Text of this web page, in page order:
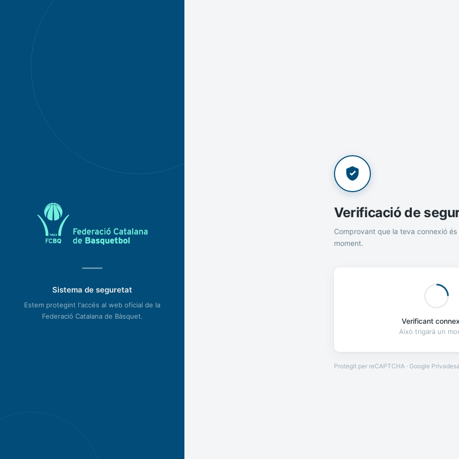
Sistema de seguretat
Estem protegint l'accés al web oficial de la
Federació Catalana de Bàsquet.
Verificació de
Comprovant que la teva connexió és
moment.
Verificant
Això trigarà un
Protegit per reCAPTCHA · Google Privadesa